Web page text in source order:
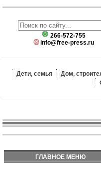
266-572-755
info@free-press.ru
Дети, семья Дом,
ГЛАВНОЕ МЕНЮ